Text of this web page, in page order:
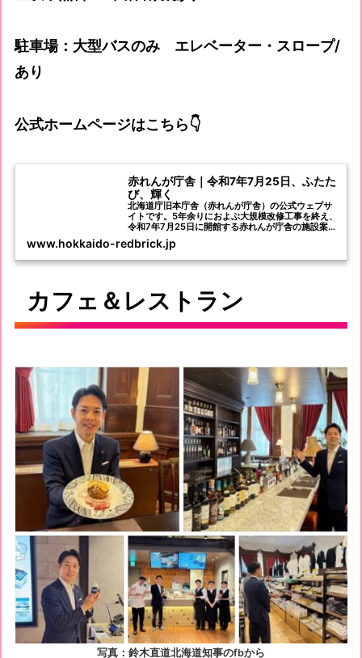
駐車場：大型バスのみ エレベーター・スロープ/
あり
公式ホームページはこちら👇
赤れんが庁舎｜令和7年7月25日、ふたた
び、輝く
北海道庁旧本庁舎（赤れんが庁舎）の公式ウェブサ
イトです。5年余りにおよぶ大規模改修工事を終え、
令和7年7月25日に開館する赤れんが庁舎の施設案内
などを掲載しています。
www.hokkaido-redbrick.jp
カフェ＆レストラン
写真：鈴木直道北海道知事のfbから